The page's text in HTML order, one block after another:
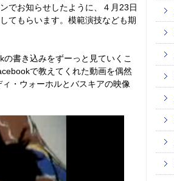
でお知らせしたように、４月23日
てもらいます。模範演技なども期
書き込みをずーっと見ていくこ
で教えてくれた動画を偶然
・ウォーホルとバスキアの映像